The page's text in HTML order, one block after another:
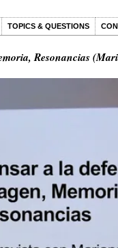
TOPICS & QUESTIONS
Resonancias